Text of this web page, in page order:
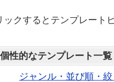
ックするとテンプレート
個性的なテンプレート一覧
ジャンル・並び順・